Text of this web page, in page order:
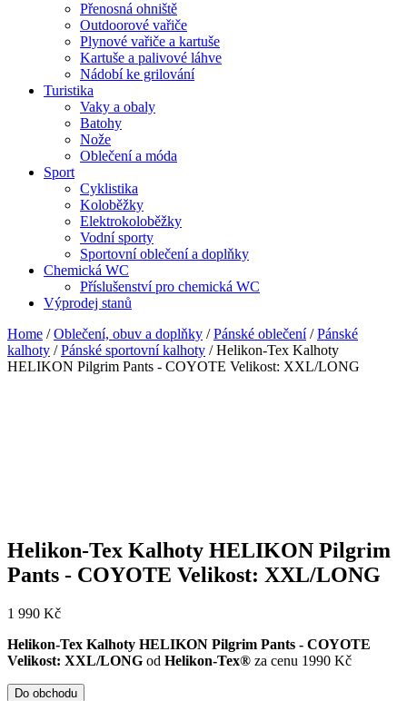
Přenosná ohniště
Outdoorové vařiče
Plynové vařiče a kartuše
Kartuše a palivové láhve
Nádobí ke grilování
Turistika
Vaky a obaly
Batohy
Nože
Oblečení a móda
Sport
Cyklistika
Koloběžky
Elektrokoloběžky
Vodní sporty
Sportovní oblečení a doplňky
Chemická WC
Příslušenství pro chemická WC
Výprodej stanů
Home /Oblečení, obuv a doplňky /Pánské oblečení/Pánské
kalhoty /Pánské sportovní kalhoty / Helikon-Tex Kalhoty
HELIKON Pilgrim Pants - COYOTE Velikost: XXL/LONG
Helikon-Tex Kalhoty HELIKON Pilgrim
Pants - COYOTE Velikost: XXL/LONG
1 990 Kč
Helikon-Tex Kalhoty HELIKON Pilgrim Pants - COYOTE
Velikost: XXL/LONG od Helikon-Tex® za cenu 1990 Kč
Do obchodu